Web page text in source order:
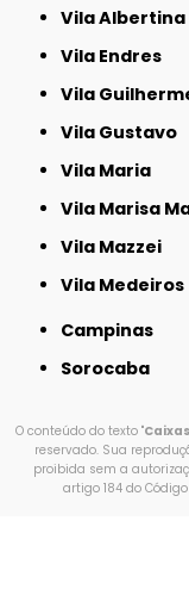
Vila Albertina
Vila Endres
Vila
Vila Gustavo
Vila Maria
Vila Marisa
Vila Mazzei
Vila Medeiros
Campinas
Sorocaba
O conteúdo do texto "
reservado. Sua
proibida sem a
artigo 184 do